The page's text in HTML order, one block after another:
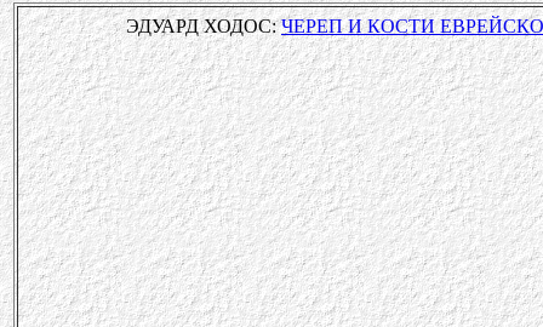
ЭДУАРД ХОДОС:ЧЕРЕП И КОСТИ